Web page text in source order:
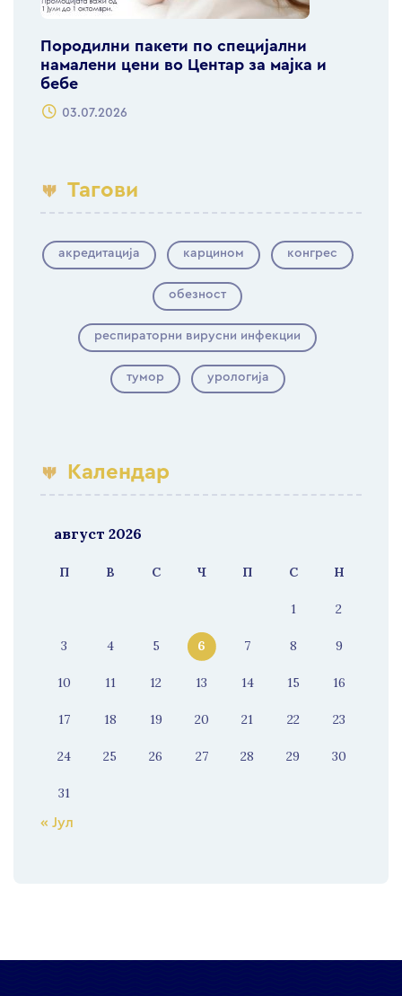
Породилни пакети по специјални
намалени цени во Центар за мајка и
бебе
03.07.2026
Тагови
акредитација карцином конгрес
обезност
респираторни вирусни инфекции
тумор урологија
Календар
август 2026
П В С Ч П С Н
1 2
3 4 5 6 7 8 9
10 11 12 13 14 15 16
17 18 19 20 21 22 23
24 25 26 27 28 29 30
31
« Јул